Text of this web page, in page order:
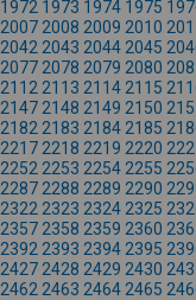
1972 1973 1974 1975
2007 2008 2009 2010
2042 2043 2044 2045
2077 2078 2079 2080
2112 2113 2114 2115
2147 2148 2149 2150
2182 2183 2184 2185
2217 2218 2219 2220
2252 2253 2254 2255
2287 2288 2289 2290
2322 2323 2324 2325
2357 2358 2359 2360
2392 2393 2394 2395
2427 2428 2429 2430
2462 2463 2464 2465